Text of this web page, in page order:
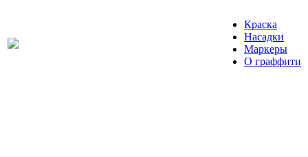
Краска
Насадки
Маркеры
О граффити